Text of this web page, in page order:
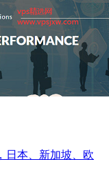
日本、新加坡、欧